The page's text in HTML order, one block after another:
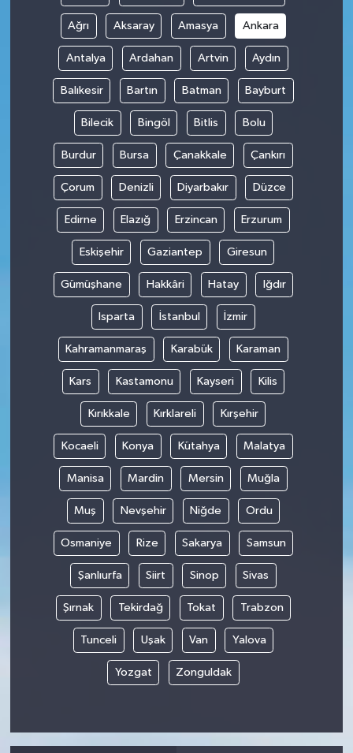
Ağrı Aksaray Amasya Ankara
Antalya Ardahan Artvin Aydın
Balıkesir Bartın Batman Bayburt
Bilecik Bingöl Bitlis Bolu
Burdur Bursa Çanakkale Çankırı
Çorum Denizli Diyarbakır Düzce
Edirne Elazığ Erzincan Erzurum
Eskişehir Gaziantep Giresun
Gümüşhane Hakkâri Hatay Iğdır
Isparta İstanbul İzmir
Kahramanmaraş Karabük Karaman
Kars Kastamonu Kayseri Kilis
Kırıkkale Kırklareli Kırşehir
Kocaeli Konya Kütahya Malatya
Manisa Mardin Mersin Muğla
Muş Nevşehir Niğde Ordu
Osmaniye Rize Sakarya Samsun
Şanlıurfa Siirt Sinop Sivas
Şırnak Tekirdağ Tokat Trabzon
Tunceli Uşak Van Yalova
Yozgat Zonguldak